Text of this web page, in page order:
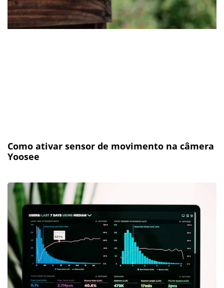
Como ativar sensor de movimento na câmera
Yoosee